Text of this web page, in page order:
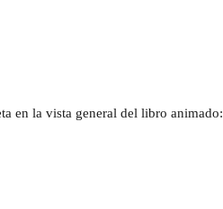
en la vista general del libro animado: